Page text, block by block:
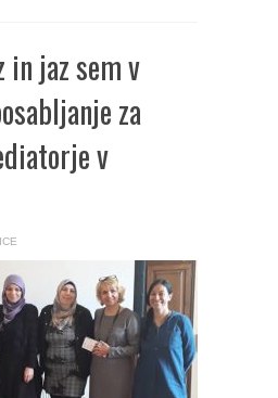
in jaz sem v
za
v